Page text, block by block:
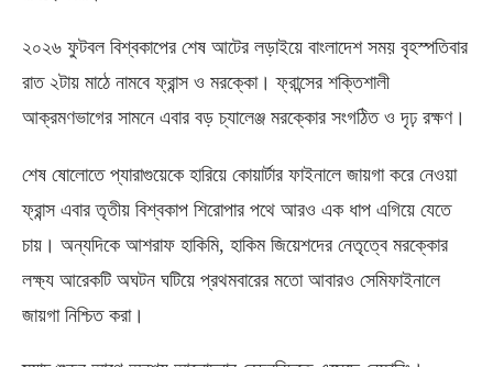
২০২৬ ফুটবল বিশ্বকাপের শেষ আটের লড়াইয়ে বাংলাদেশ সময় বৃহস্পতিবার
রাত ২টায় মাঠে নামবে ফ্রান্স ও মরক্কো। ফ্রান্সের শক্তিশালী
আক্রমণভাগের সামনে এবার বড় চ্যালেঞ্জ মরক্কোর সংগঠিত ও দৃঢ় রক্ষণ।
শেষ ষোলোতে প্যারাগুয়েকে হারিয়ে কোয়ার্টার ফাইনালে জায়গা করে নেওয়া
ফ্রান্স এবার তৃতীয় বিশ্বকাপ শিরোপার পথে আরও এক ধাপ এগিয়ে যেতে
চায়। অন্যদিকে আশরাফ হাকিমি, হাকিম জিয়েশদের নেতৃত্বে মরক্কোর
লক্ষ্য আরেকটি অঘটন ঘটিয়ে প্রথমবারের মতো আবারও সেমিফাইনালে
জায়গা নিশ্চিত করা।